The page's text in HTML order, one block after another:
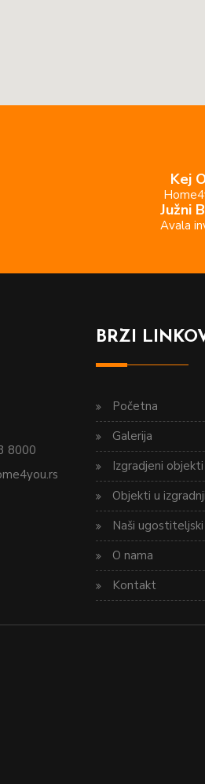
Kej
Južni
Avala
8000
BRZI
Početna
Galerija
Izgradjeni objekti
Objekti u izgradnji
Naši
O nama
Kontakt